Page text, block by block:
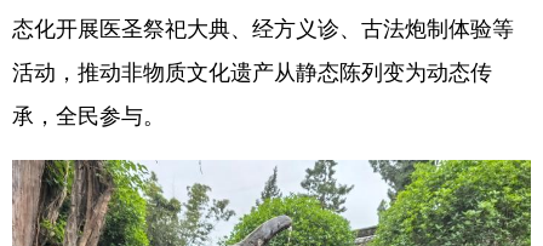
态化开展医圣祭祀大典、经方义诊、古法炮制体验等
活动，推动非物质文化遗产从静态陈列变为动态传
承，全民参与。